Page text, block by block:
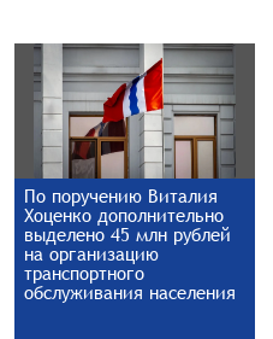
По поручению Виталия
Хоценко дополнительно
выделено 45 млн рублей
на организацию
транспортного
обслуживания населения